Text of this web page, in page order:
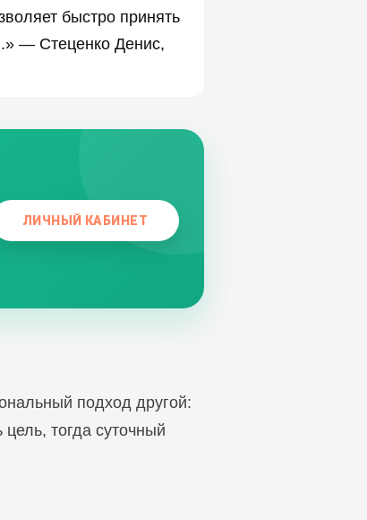
быстро принять
— Стеценко Денис,
ЛИЧНЫЙ КАБИНЕТ
подход другой:
тогда суточный